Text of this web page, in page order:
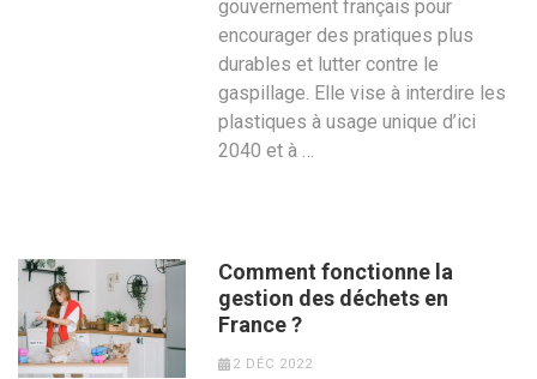
gouvernement français pour
encourager des pratiques plus
durables et lutter contre le
gaspillage. Elle vise à interdire les
plastiques à usage unique d’ici
2040 et à …
Comment fonctionne la
gestion des déchets en
France ?
2 DÉC 2022